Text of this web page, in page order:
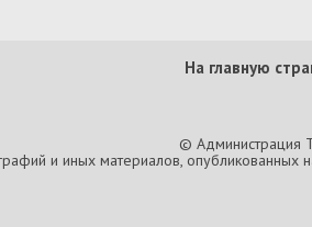
На главную
© Администрация
и иных материалов, опубликованных